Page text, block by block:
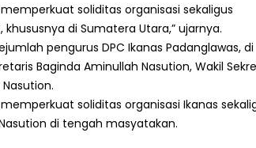
soliditas organisasi sekaligus
di Sumatera Utara,” ujarnya.
pengurus DPC Ikanas Padanglawas, di
Baginda Aminullah Nasution, Wakil
soliditas organisasi Ikanas
di tengah masyatakan.